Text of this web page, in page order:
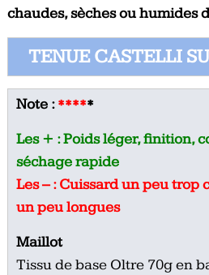
chaudes, sèches ou humides
TENUE CASTELLI
Note :*****
Les + : Poids léger, finition,
séchage rapide
Les – : Cuissard un peu trop
un peu longues
Maillot
Tissu de base Oltre 70g en